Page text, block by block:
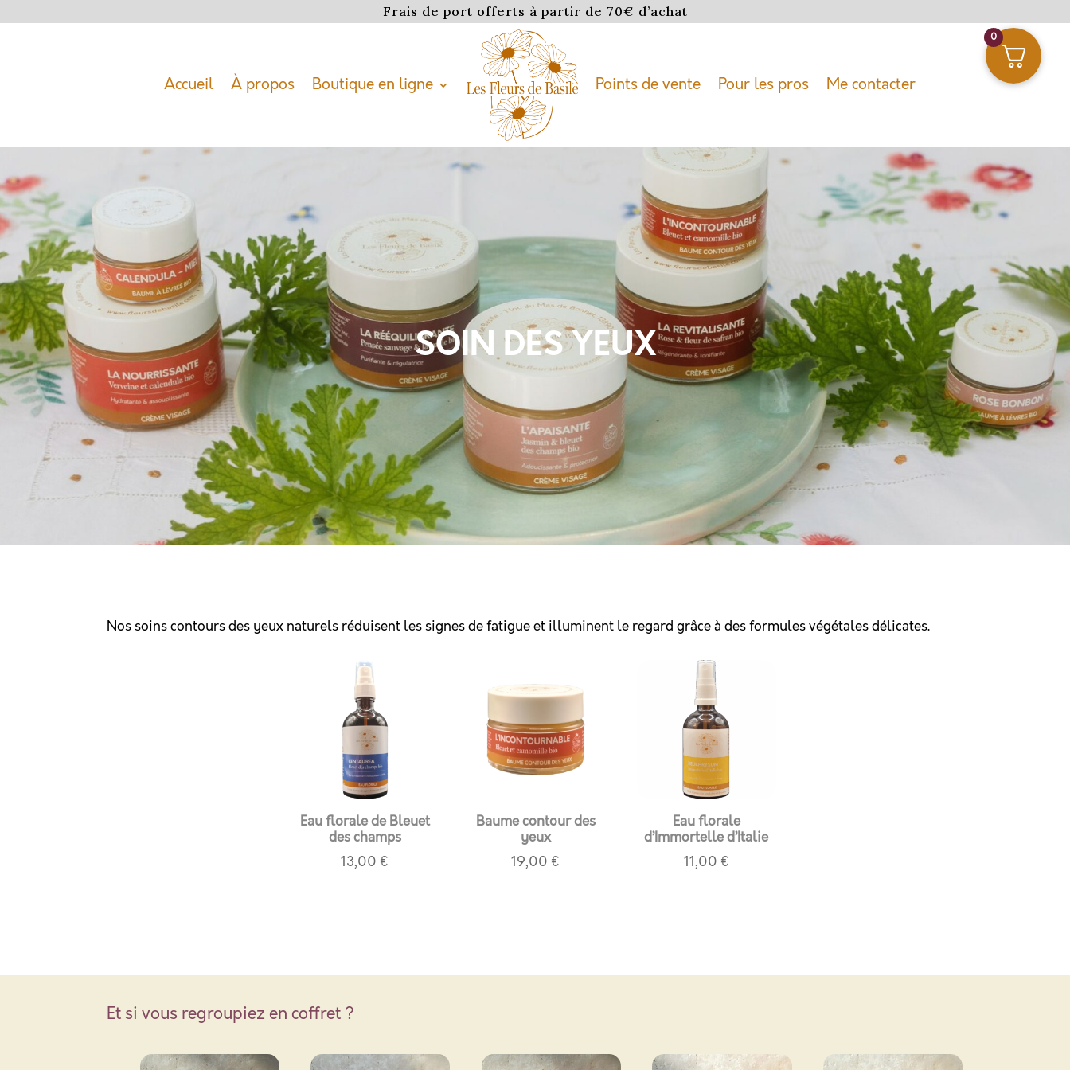
Frais de port offerts à partir de 70€ d’achat
Accueil À propos Boutique en ligne Points de vente Pour les pros Me contacter
SOIN DES YEUX
Nos soins contours des yeux naturels réduisent les signes de fatigue et illuminent le regard grâce à des formules végétales délicates.
Eau florale de Bleuet
des champs
13,00 €
Baume contour des
yeux
19,00 €
Eau florale
d’Immortelle d’Italie
11,00 €
Et si vous regroupiez en coffret ?
0